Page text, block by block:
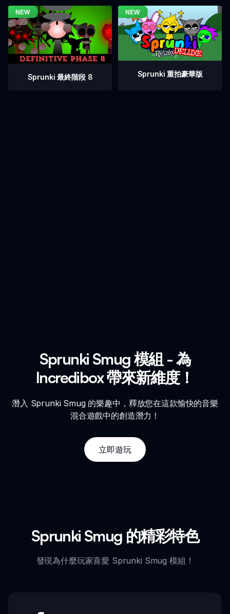
Sprunki 最終階段 8 Sprunki 重拍豪華版
Sprunki Smug 模組 - 為
Incredibox 帶來新維度！
潛入 Sprunki Smug 的樂趣中，釋放您在這款愉快的音樂
混合遊戲中的創造潛力！
立即遊玩
Sprunki Smug 的精彩特色
發現為什麼玩家喜愛 Sprunki Smug 模組！